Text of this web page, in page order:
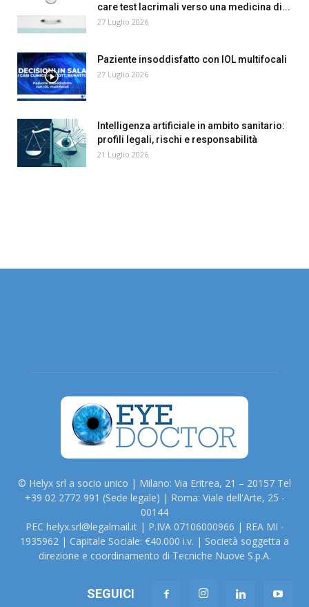
care test lacrimali verso una medicina di...
27 Luglio 2026
Paziente insoddisfatto con IOL multifocali
27 Luglio 2026
Intelligenza artificiale in ambito sanitario:
profili legali, rischi e responsabilità
21 Luglio 2026
© Helyx srl a socio unico | Milano: Via Eritrea, 21 – 20157 Tel
+39 02 2772 991 (Sede legale) | Roma: Viale dell'Arte, 25 -
00144
PEC helyx.srl@legalmail.it | P.IVA 07106000966 | REA MI -
1935962 | Capitale Sociale: €40.000 i.v. | Società soggetta a
direzione e coordinamento di Tecniche Nuove S.p.A.
SEGUICI